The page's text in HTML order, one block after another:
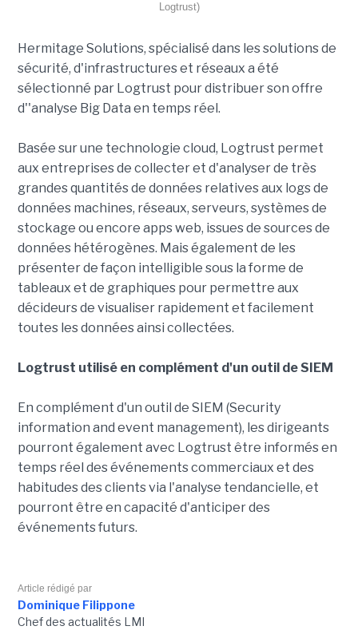
Logtrust)
Hermitage Solutions, spécialisé dans les solutions de
sécurité, d'infrastructures et réseaux a été
sélectionné par Logtrust pour distribuer son offre
d''analyse Big Data en temps réel.
Basée sur une technologie cloud, Logtrust permet
aux entreprises de collecter et d'analyser de très
grandes quantités de données relatives aux logs de
données machines, réseaux, serveurs, systèmes de
stockage ou encore apps web, issues de sources de
données hétérogènes. Mais également de les
présenter de façon intelligible sous la forme de
tableaux et de graphiques pour permettre aux
décideurs de visualiser rapidement et facilement
toutes les données ainsi collectées.
Logtrust utilisé en complément d'un outil de SIEM
En complément d'un outil de SIEM (Security
information and event management), les dirigeants
pourront également avec Logtrust être informés en
temps réel des événements commerciaux et des
habitudes des clients via l'analyse tendancielle, et
pourront être en capacité d'anticiper des
événements futurs.
Article rédigé par
Dominique Filippone
Chef des actualités LMI